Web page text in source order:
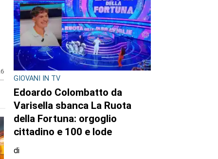
GIOVANI IN TV
Edoardo Colombatto da
Varisella sbanca La Ruota
della Fortuna: orgoglio
cittadino e 100 e lode
di